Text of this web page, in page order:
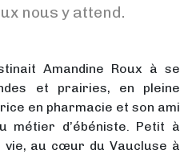
nous y attend.
Amandine Roux à se
et prairies, en pleine
en pharmacie et son ami
métier d’ébéniste. Petit à
au cœur du Vaucluse à